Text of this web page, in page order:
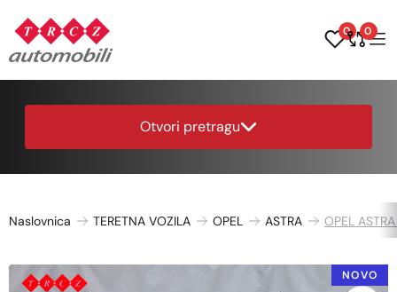
0 0
Otvori pretragu
Naslovnica TERETNA VOZILA OPEL ASTRA OPEL
NOVO